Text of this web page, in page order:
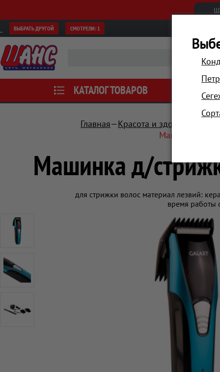
ВЫБРАТЬ ДРУГОЙ СМОТРЕЛИ: 1
КАТАЛОГ ТОВАРОВ АКЦИИ
Главная Красота и здоровье
Машинка д/
Машинка д/
для стрижки волос материал лезвий:
время работы